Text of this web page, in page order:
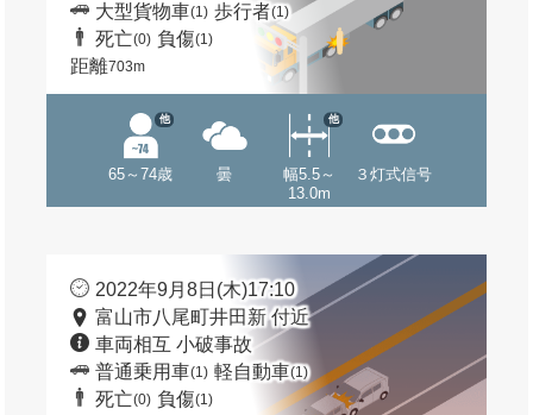
大型貨物車(1) 歩行者(1)
死亡(0) 負傷(1)
距離703m
65～74歳
他
曇
幅5.5～
13.0m
他
３灯式信号
2022年9月8日(木)17:10
富山市八尾町井田新 付近
車両相互 小破事故
普通乗用車(1) 軽自動車(1)
死亡(0) 負傷(1)